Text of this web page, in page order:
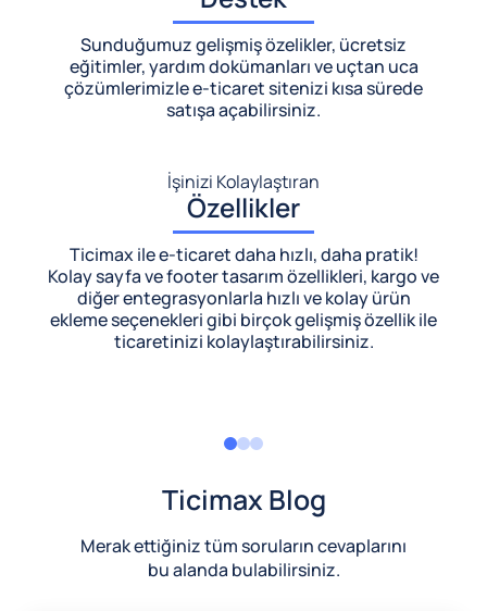
Sunduğumuz gelişmiş özelikler, ücretsiz
eğitimler, yardım dokümanları ve uçtan uca
çözümlerimizlee-ticaret sitenizi kısa sürede
satışa açabilirsiniz.
İşinizi Kolaylaştıran
Özellikler
Ticimax ile e-ticaret daha hızlı, daha pratik!
Kolay sayfa ve footer tasarım özellikleri, kargo ve
diğer entegrasyonlarla hızlı ve kolay ürün
ekleme seçenekleri gibi birçok gelişmiş özellik ile
ticaretinizi kolaylaştırabilirsiniz.
Ticimax Blog
Merak ettiğiniz tüm soruların cevaplarını
bu alanda bulabilirsiniz.